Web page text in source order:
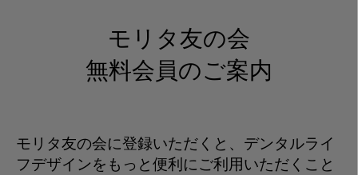
モリタ友の会
無料会員のご案内
モリタ友の会に登録いただくと、デンタルライ
フデザインをもっと便利にご利用いただくこと